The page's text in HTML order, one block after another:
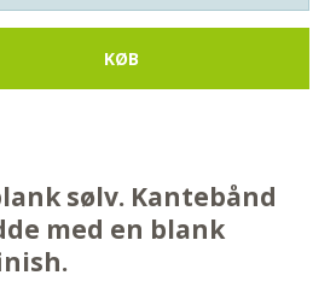
KØB
sølv. Kantebånd
med en blank